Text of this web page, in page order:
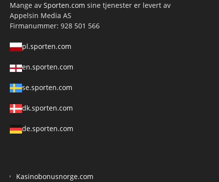
Mange av Sporten.com sine tjenester er levert av
Appelsin Media AS
Firmanummer: 928 501 566
pl.sporten.com
en.sporten.com
se.sporten.com
dk.sporten.com
de.sporten.com
Kasinobonusnorge.com